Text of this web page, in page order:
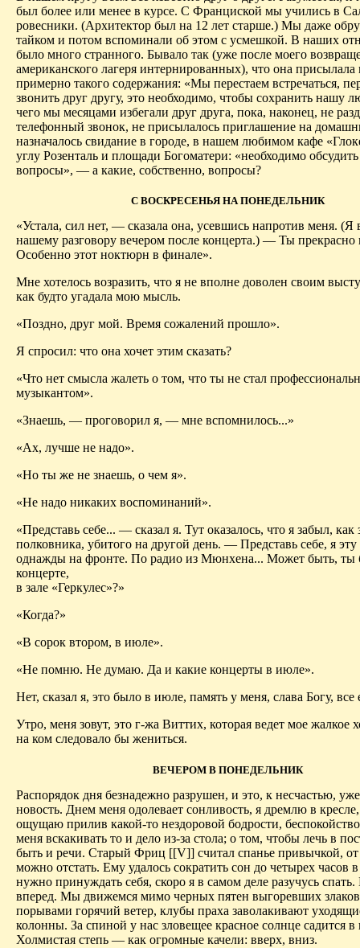
был более или менее в курсе. С Франциской мы учились в
ровесники. (Архитектор был на 12 лет старше.) Мы даже
тайком и потом вспоминали об этом с усмешкой. В наших
было много странного. Бывало так (уже после моего
американского лагеря интернированных), что она присылала
примерно такого содержания: «Мы перестаем встречаться,
звонить друг другу, это необходимо, чтобы сохранить нашу
чего мы месяцами избегали друг друга, пока, наконец, не
телефонный звонок, не присылалось приглашение на
назначалось свидание в городе, в нашем любимом кафе
углу Розенталь и площади Богоматери: «необходимо
вопросы», — а какие, собственно, вопросы?
С ВОСКРЕСЕНЬЯ НА ПОНЕДЕЛЬНИК
«Устала, сил нет, — сказала она, усевшись напротив меня. (Я
нашему разговору вечером после концерта.) — Ты прекрасно
Особенно этот ноктюрн в финале».
Мне хотелось возразить, что я не вполне доволен своим
как будто угадала мою мысль.
«Поздно, друг мой. Время сожалений прошло».
Я спросил: что она хочет этим сказать?
«Что нет смысла жалеть о том, что ты не стал
музыкантом».
«Знаешь, — проговорил я, — мне вспомнилось...»
«Ах, лучше не надо».
«Но ты же не знаешь, о чем я».
«Не надо никаких воспоминаний».
«Представь себе... — сказал я. Тут оказалось, что я забыл, как
полковника, убитого на другой день. — Представь себе, я
однажды на фронте. По радио из Мюнхена... Может быть, ты
концерте,
в зале «Геркулес»?»
«Когда?»
«В сорок втором, в июле».
«Не помню. Не думаю. Да и какие концерты в июле».
Нет, сказал я, это было в июле, память у меня, слава Богу, все
Утро, меня зовут, это г-жа Виттих, которая ведет мое жалкое
на ком следовало бы жениться.
ВЕЧЕРОМ В ПОНЕДЕЛЬНИК
Распорядок дня безнадежно разрушен, и это, к несчастью,
новость. Днем меня одолевает сонливость, я дремлю в кресле,
ощущаю прилив какой-то нездоровой бодрости, беспокойство
меня вскакивать то и дело из-за стола; о том, чтобы лечь в
быть и речи. Старый Фриц [[V]] считал спанье привычкой, от
можно отстать. Ему удалось сократить сон до четырех часов
нужно принуждать себя, скоро я в самом деле разучусь
вперед. Мы движемся мимо черных пятен выгоревших
порывами горячий ветер, клубы праха заволакивают
колонны. За спиной у нас зловещее красное солнце садится
Холмистая степь — как огромные качели: вверх, вниз.